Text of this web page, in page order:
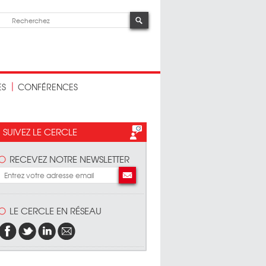
CONFÉRENCES
SUIVEZ LE CERCLE
RECEVEZ NOTRE NEWSLETTER
LE CERCLE EN RÉSEAU